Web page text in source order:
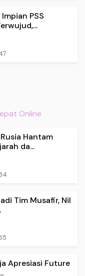
PSS
Online
Hantam
da...
Tim Musafir, Nil
Apresiasi Future